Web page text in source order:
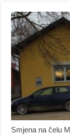
Smjena na čelu